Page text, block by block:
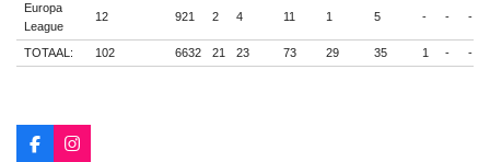
Europa
League
12 921 2 4 11 1 5 - - -
TOTAAL: 102 6632 21 23 73 29 35 1 - -
F
I